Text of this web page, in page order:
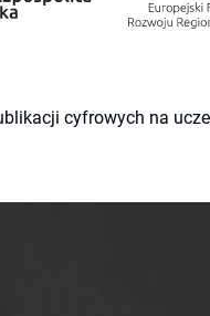
cyfrowych na